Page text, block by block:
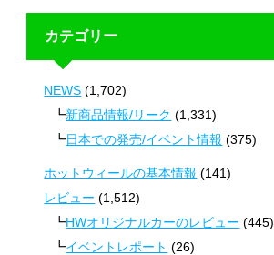
カテゴリー
NEWS (1,702)
新商品情報/リーク (1,331)
日本での発売/イベント情報 (375)
ホットウィールの基本情報 (141)
レビュー (1,512)
HWオリジナルカーのレビュー (445)
イベントレポート (26)